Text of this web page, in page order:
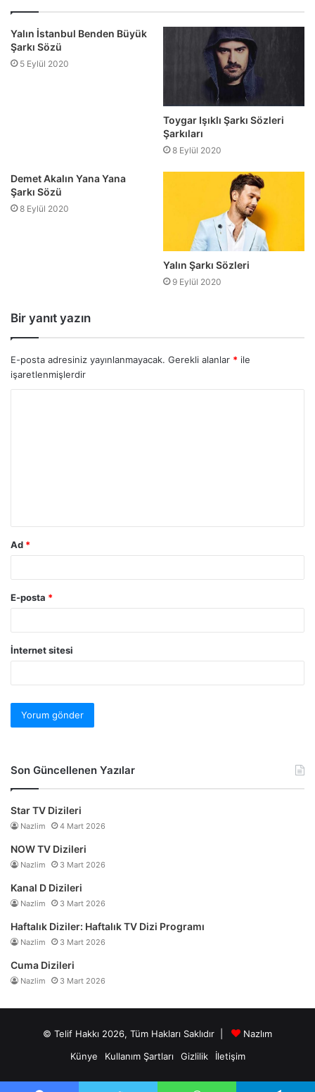
Yalın İstanbul Benden Büyük
Şarkı Sözü
5 Eylül 2020
Toygar Işıklı Şarkı Sözleri
Şarkıları
8 Eylül 2020
Demet Akalın Yana Yana
Şarkı Sözü
8 Eylül 2020
Yalın Şarkı Sözleri
9 Eylül 2020
Bir yanıt yazın
E-posta adresiniz yayınlanmayacak. Gerekli alanlar * ile
işaretlenmişlerdir
Ad *
E-posta *
İnternet sitesi
Son Güncellenen Yazılar
Star TV Dizileri
Nazlim 4 Mart 2026
NOW TV Dizileri
Nazlim 3 Mart 2026
Kanal D Dizileri
Nazlim 3 Mart 2026
Haftalık Diziler: Haftalık TV Dizi Programı
Nazlim 3 Mart 2026
Cuma Dizileri
Nazlim 3 Mart 2026
© Telif Hakkı 2026, Tüm Hakları Saklıdır |
Nazlım
Künye
Kullanım Şartları Gizlilik İletişim